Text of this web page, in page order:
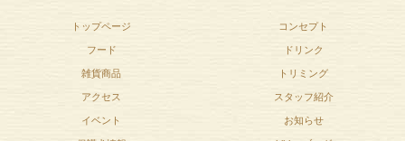
トップページ コンセプト
フード ドリンク
雑貨商品 トリミング
スタッフ紹介
アクセス
お知らせ
イベント